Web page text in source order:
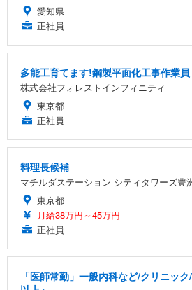
愛知県
正社員
多能工育てます!鋼製平面化工事作業員
株式会社フォレストインフィニティ
東京都
正社員
料理長候補
マチルダステーション シティタワーズ豊
東京都
月給38万円～45万円
正社員
「医師常勤」一般内科など/クリニッ